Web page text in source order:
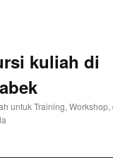
kuliah di
untuk Training,